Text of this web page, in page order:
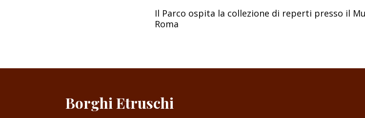
Il Parco ospita la collezione di reperti presso il
Roma
Borghi Etruschi